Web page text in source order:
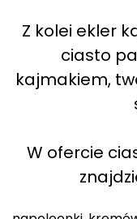
Z kolei ekler
ciasto
kajmakiem,
W ofercie